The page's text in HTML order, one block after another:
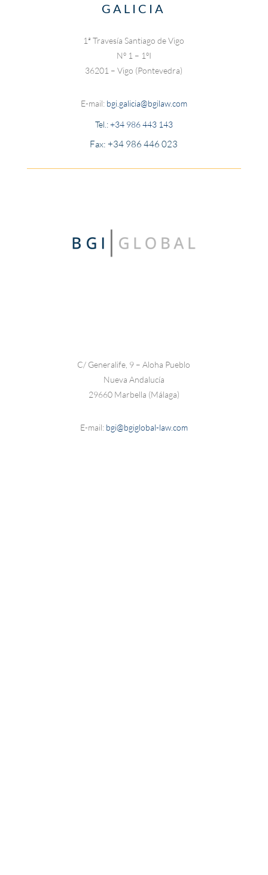
GALICIA
1ª Travesía Santiago de Vigo
Nº 1 – 1ºI
36201 – Vigo (Pontevedra)
E-mail: bgi.galicia@bgilaw.com
Tel.:+34 986 443 143
Fax: +34 986 446 023
C/ Generalife, 9 – Aloha Pueblo
Nueva Andalucía
29660 Marbella (Málaga)
E-mail: bgi@bgiglobal-law.com